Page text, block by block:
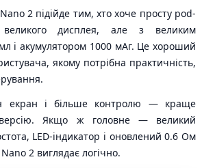
2 підійде тим, хто хоче просту pod-
дисплея, але з великим
і акумулятором 1000 мАг. Це хороший
якому потрібна практичність,
екран і більше контролю — краще
версію. Якщо ж головне — великий
LED-індикатор і оновлений 0.6 Ом
2 виглядає логічно.